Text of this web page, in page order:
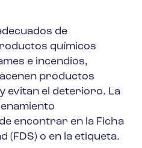
de
químicos
e incendios,
productos
evitan el deterioro. La
encontrar en la Ficha
(FDS) o en la etiqueta.